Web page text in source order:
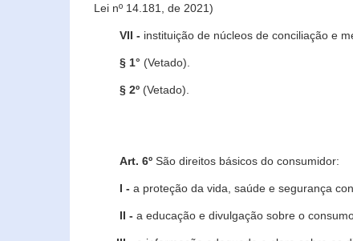
Lei nº 14.181, de 2021)
VII - instituição de núcleos de conciliação e
§ 1° (Vetado).
§ 2º (Vetado).
Art. 6º São direitos básicos do consumidor:
I - a proteção da vida, saúde e segurança
II - a educação e divulgação sobre o